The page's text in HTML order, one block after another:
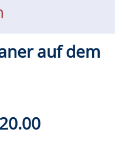
auf dem